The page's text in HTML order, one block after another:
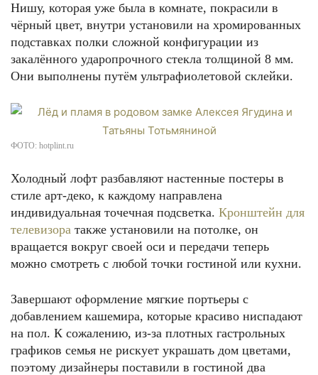
Нишу, которая уже была в комнате, покрасили в
чёрный цвет, внутри установили на хромированных
подставках полки сложной конфигурации из
закалённого ударопрочного стекла толщиной 8 мм.
Они выполнены путём ультрафиолетовой склейки.
ФОТО: hotplint.ru
Холодный лофт разбавляют настенные постеры в
стиле арт-деко, к каждому направлена
индивидуальная точечная подсветка. Кронштейн для
телевизора также установили на потолке, он
вращается вокруг своей оси и передачи теперь
можно смотреть с любой точки гостиной или кухни.
Завершают оформление мягкие портьеры с
добавлением кашемира, которые красиво ниспадают
на пол. К сожалению, из-за плотных гастрольных
графиков семья не рискует украшать дом цветами,
поэтому дизайнеры поставили в гостиной два